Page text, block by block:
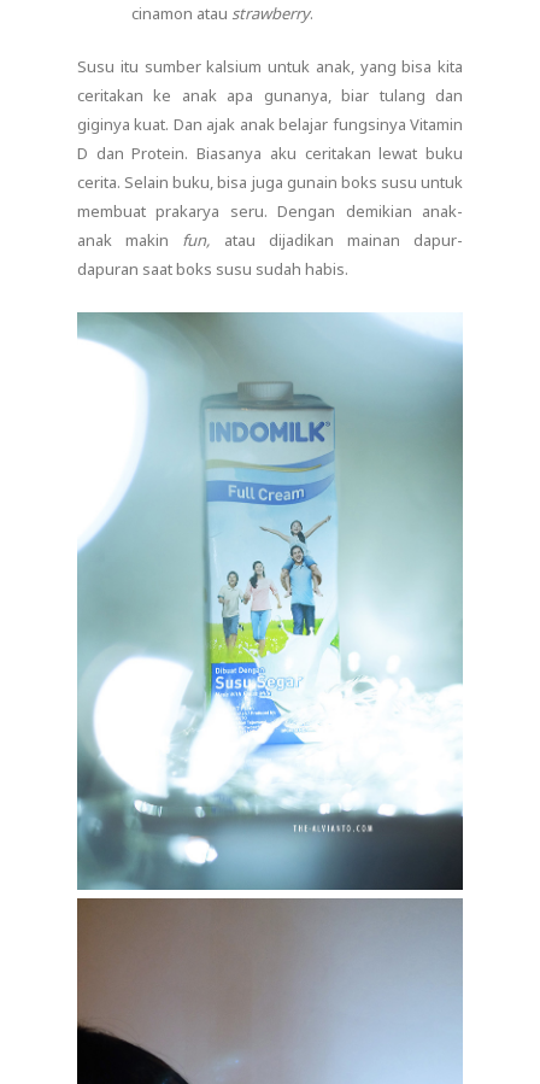
cinamon atau strawberry.
Susu itu sumber kalsium untuk anak, yang bisa kita
ceritakan ke anak apa gunanya, biar tulang dan
giginya kuat. Dan ajak anak belajar fungsinya Vitamin
D dan Protein. Biasanya aku ceritakan lewat buku
cerita. Selain buku, bisa juga gunain boks susu untuk
membuat prakarya seru. Dengan demikian anak-
anak makin fun, atau dijadikan mainan dapur-
dapuran saat boks susu sudah habis.